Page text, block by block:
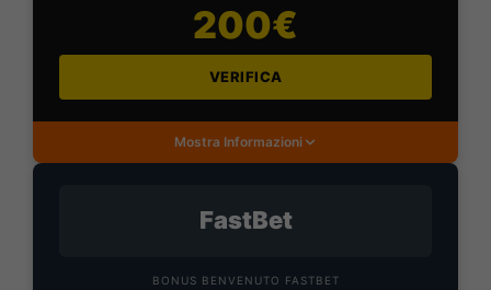
200€
VERIFICA
Mostra Informazioni
FastBet
BONUS BENVENUTO FASTBET